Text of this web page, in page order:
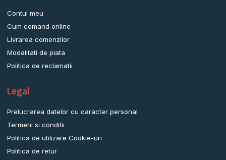
Contul meu
Cum comand online
Livrarea comenzilor
Modalitati de plata
Politica de reclamatii
Legal
Prelucrarea datelor cu caracter personal
Termeni si conditii
Politica de utilizare Cookie-uri
Politica de retur